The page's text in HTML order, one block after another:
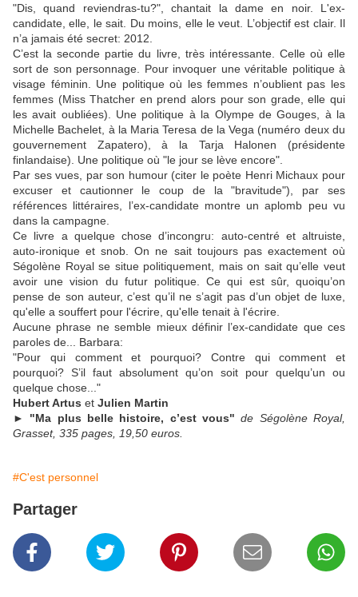
"Dis, quand reviendras-tu?", chantait la dame en noir. L'ex-
candidate, elle, le sait. Du moins, elle le veut. L’objectif est clair. Il
n’a jamais été secret: 2012.
C’est la seconde partie du livre, très intéressante. Celle où elle
sort de son personnage. Pour invoquer une véritable politique à
visage féminin. Une politique où les femmes n’oublient pas les
femmes (Miss Thatcher en prend alors pour son grade, elle qui
les avait oubliées). Une politique à la Olympe de Gouges, à la
Michelle Bachelet, à la Maria Teresa de la Vega (numéro deux du
gouvernement Zapatero), à la Tarja Halonen (présidente
finlandaise). Une politique où "le jour se lève encore".
Par ses vues, par son humour (citer le poète Henri Michaux pour
excuser et cautionner le coup de la "bravitude"), par ses
références littéraires, l’ex-candidate montre un aplomb peu vu
dans la campagne.
Ce livre a quelque chose d’incongru: auto-centré et altruiste,
auto-ironique et snob. On ne sait toujours pas exactement où
Ségolène Royal se situe politiquement, mais on sait qu’elle veut
avoir une vision du futur politique. Ce qui est sûr, quoiqu’on
pense de son auteur, c’est qu’il ne s’agit pas d’un objet de luxe,
qu'elle a souffert pour l'écrire, qu'elle tenait à l'écrire.
Aucune phrase ne semble mieux définir l’ex-candidate que ces
paroles de... Barbara:
"Pour qui comment et pourquoi? Contre qui comment et
pourquoi? S’il faut absolument qu’on soit pour quelqu’un ou
quelque chose..."
Hubert Artus et Julien Martin
► "Ma plus belle histoire, c’est vous" de Ségolène Royal,
Grasset, 335 pages, 19,50 euros.
#C'est personnel
Partager